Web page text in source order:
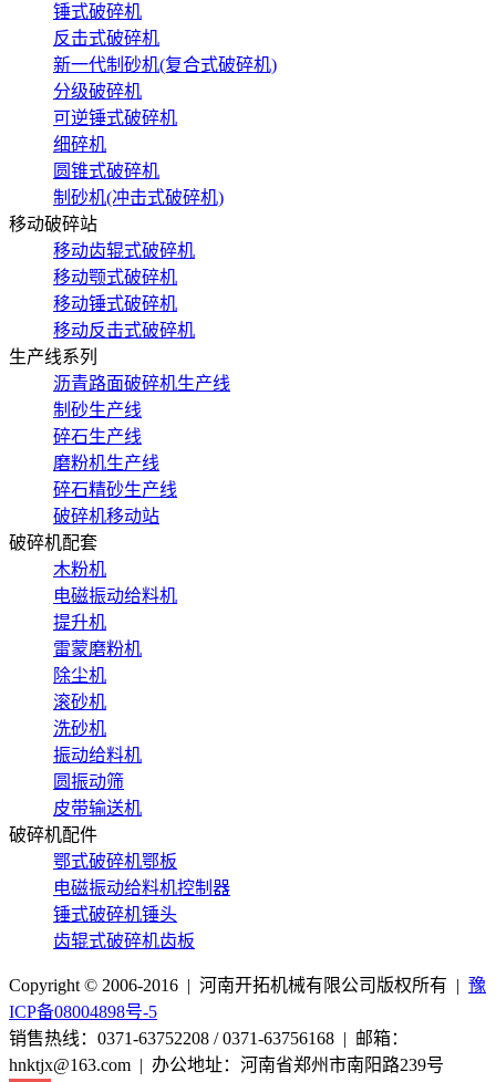
锤式破碎机
反击式破碎机
新一代制砂机(复合式破碎机)
分级破碎机
可逆锤式破碎机
细碎机
圆锥式破碎机
制砂机(冲击式破碎机)
移动破碎站
移动齿辊式破碎机
移动颚式破碎机
移动锤式破碎机
移动反击式破碎机
生产线系列
沥青路面破碎机生产线
制砂生产线
碎石生产线
磨粉机生产线
碎石精砂生产线
破碎机移动站
破碎机配套
木粉机
电磁振动给料机
提升机
雷蒙磨粉机
除尘机
滚砂机
洗砂机
振动给料机
圆振动筛
皮带输送机
破碎机配件
鄂式破碎机鄂板
电磁振动给料机控制器
锤式破碎机锤头
齿辊式破碎机齿板
Copyright © 2006-2016 | 河南开拓机械有限公司版权所有 | 豫
ICP备08004898号-5
销售热线：0371-63752208 / 0371-63756168 | 邮箱：
hnktjx@163.com | 办公地址：河南省郑州市南阳路239号